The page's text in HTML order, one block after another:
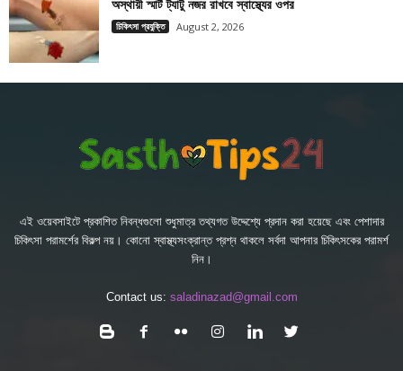
অস্থায়ী স্মার্ট ট্যাটু নজর রাখবে স্বাস্থ্যের ওপর
চিকিৎসা প্রযুক্তি August 2, 2026
এই ওয়েবসাইটে প্রকাশিত নিবন্ধগুলো শুধুমাত্র তথ্যগত উদ্দেশ্যে প্রদান করা হয়েছে এবং পেশাদার
চিকিৎসা পরামর্শের বিকল্প নয়। কোনো স্বাস্থ্যসংক্রান্ত প্রশ্ন থাকলে সর্বদা আপনার চিকিৎসকের পরামর্শ
নিন।
Contact us: saladinazad@gmail.com